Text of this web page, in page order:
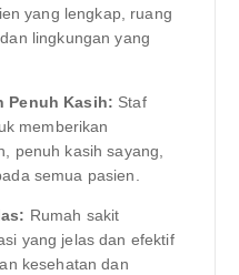
yang lengkap, ruang
lingkungan yang
Penuh Kasih: Staf
memberikan
penuh kasih sayang,
semua pasien.
Rumah sakit
yang jelas dan efektif
kesehatan dan